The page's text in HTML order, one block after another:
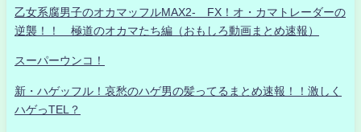
乙女系腐男子のオカマッフルMAX2- FX！オ・カマトレーダーの
逆襲！！ 極道のオカマたち編（おもしろ動画まとめ速報）
スーパーウンコ！
新・ハゲッフル！哀愁のハゲ男の髪ってるまとめ速報！！激しく
ハゲっTEL？